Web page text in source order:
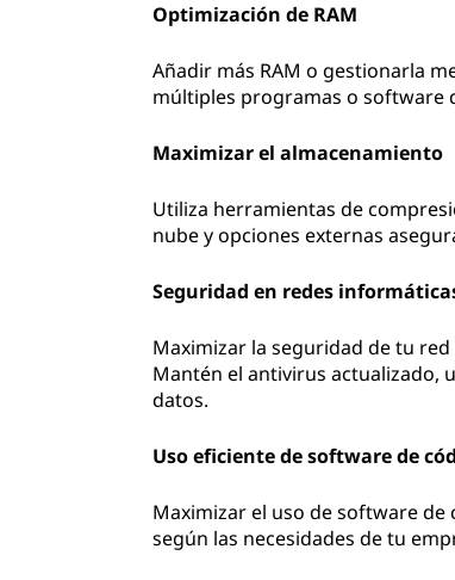
Optimización de RAM
Añadir más RAM o gestionarla
múltiples programas o software
Maximizar el almacenamiento
Utiliza herramientas de
nube y opciones externas
Seguridad en redes
Maximizar la seguridad de tu
Mantén el antivirus actualizado,
datos.
Uso eficiente de software de
Maximizar el uso de software
según las necesidades de tu